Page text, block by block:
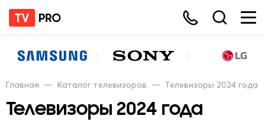
Главная — Каталог телевизоров — Телевизоры 2024 года
Телевизоры 2024 года